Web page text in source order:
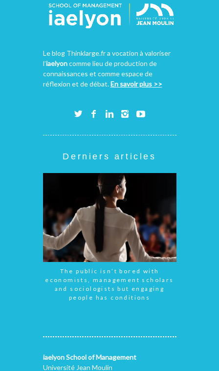
Le blog Thinklarge.fr a vocation à valoriser
l’iaelyoncomme lieu de production de
connaissances et comme espace de
réflexion et de débat.En savoir plus >>
Derniers articles
The public isn’t bored with
economists, management scholars
and sociologists but engaging
people has conditions
iaelyon School of Management
Université Jean Moulin